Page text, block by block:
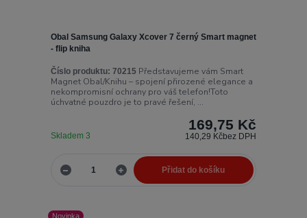
Obal Samsung Galaxy Xcover 7 černý Smart magnet
- flip kniha
Číslo produktu: 70215 Představujeme vám Smart
Magnet Obal/Knihu – spojení přirozené elegance a
nekompromisní ochrany pro váš telefon!Toto
úchvatné pouzdro je to pravé řešení, ...
169,75 Kč
140,29 Kčbez DPH
Skladem 3
Přidat do košíku
Novinka